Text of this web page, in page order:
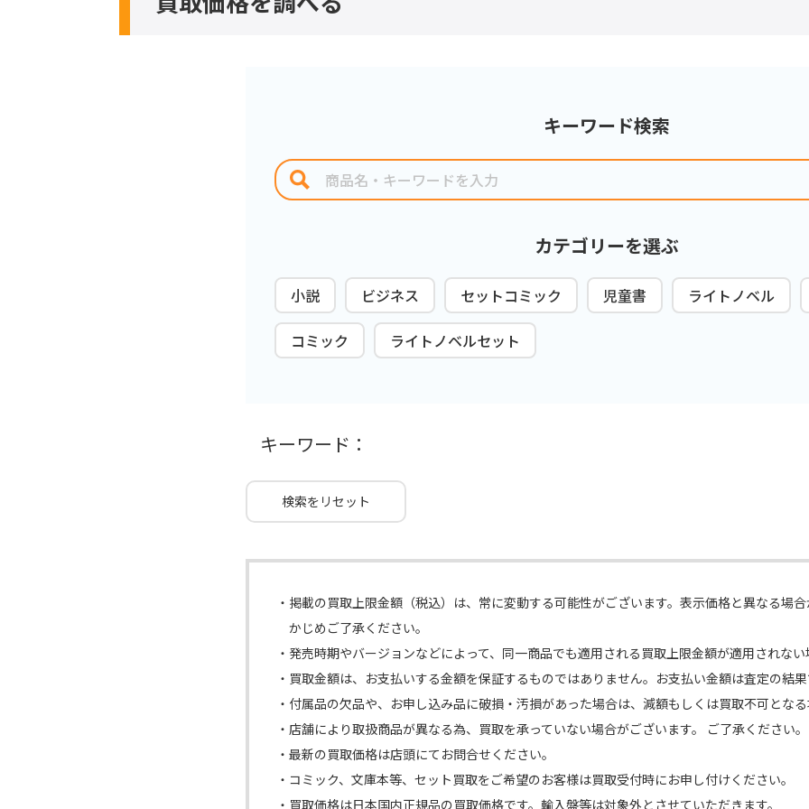
キーワード検索
カテゴリーを選ぶ
小説 ビジネス セットコミック 児童書 ライトノベル
コミック ライトノベルセット
キーワード：
検索をリセット
掲載の買取上限金額（税込）は、常に変動する可能性がございます。表示価格と異なる場
かじめご了承ください。
発売時期やバージョンなどによって、同一商品でも適用される買取上限金額が適用されな
買取金額は、お支払いする金額を保証するものではありません。お支払い金額は査定の結
付属品の欠品や、お申し込み品に破損・汚損があった場合は、減額もしくは買取不可とな
店舗により取扱商品が異なる為、買取を承っていない場合がございます。 ご了承ください。
最新の買取価格は店頭にてお問合せください。
コミック、文庫本等、セット買取をご希望のお客様は買取受付時にお申し付けください。
買取価格は日本国内正規品の買取価格です。輸入盤等は対象外とさせていただきます。